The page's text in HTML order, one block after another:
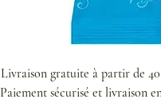
Livraison gratuite à partir de
Paiement sécurisé et livraison